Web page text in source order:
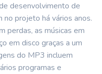
desenvolvimento de
projeto há vários anos.
perdas, as músicas em
em disco graças a um
do MP3 incluem
programas e